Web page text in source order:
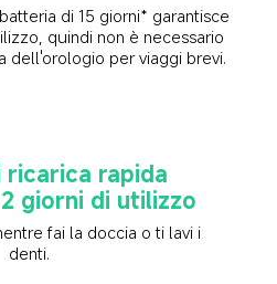
di 15 giorni* garantisce
quindi non è necessario
dell'orologio per viaggi brevi.
ricarica rapida
giorni di utilizzo
fai la doccia o ti lavi i
denti.